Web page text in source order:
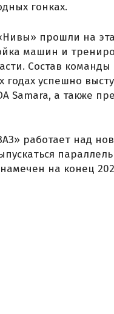
гонках.
прошли на
машин и
Состав
годах успешно
Samara, а также
работает над
на конец